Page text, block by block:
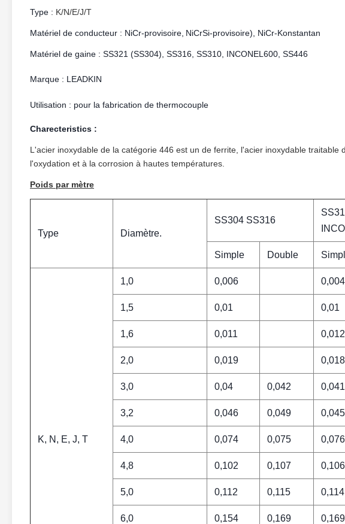
Type : K/N/E/J/T
Matériel de conducteur : NiCr-provisoire, NiCrSi-provisoire), NiCr-Konstantan
Matériel de gaine : SS321 (SS304), SS316, SS310, INCONEL600, SS446
Marque : LEADKIN
Utilisation : pour la fabrication de thermocouple
Charecteristics :
L'acier inoxydable de la catégorie 446 est un de ferrite, l'acier inoxydable
l'oxydation et à la corrosion à hautes températures.
Poids par mètre
Type Diamètre.
SS304 SS316
Simple Double
K, N, E, J, T
1,0 0,006
1,5 0,01 0,01
1,6 0,011 0,012
2,0 0,019 0,018
3,0 0,04 0,042 0,041
3,2 0,046 0,049 0,045
4,0 0,074 0,075 0,076
4,8 0,102 0,107 0,106
5,0 0,112 0,115 0,114
6,0 0,154 0,169 0,169